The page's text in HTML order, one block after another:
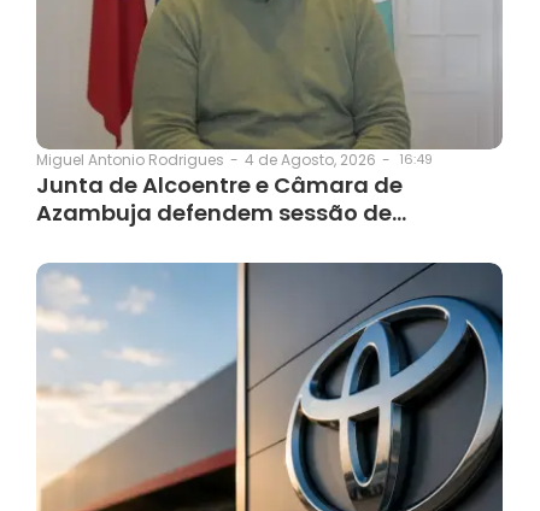
Miguel Antonio Rodrigues - 4 de Agosto, 2026 - 16:49
Junta de Alcoentre e Câmara de
Azambuja defendem sessão de…